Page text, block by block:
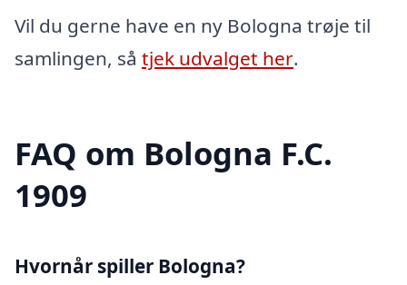
Vil du gerne have en ny Bologna trøje til
samlingen, så tjek udvalget her.
FAQ om Bologna F.C.
1909
Hvornår spiller Bologna?